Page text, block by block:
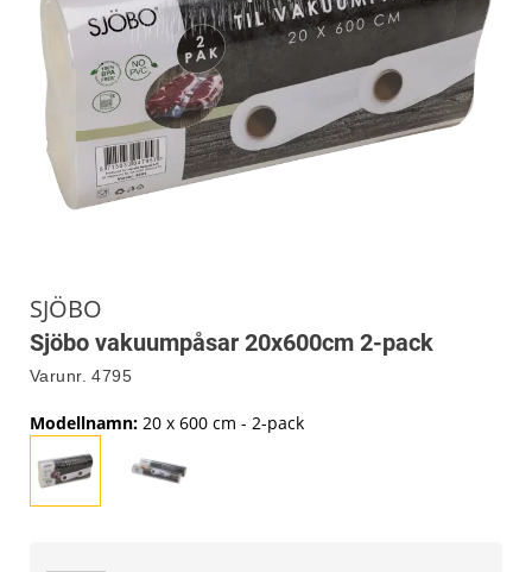
SJÖBO
Sjöbo vakuumpåsar 20x600cm 2-pack
Varunr. 4795
Modellnamn: 20 x 600 cm - 2-pack